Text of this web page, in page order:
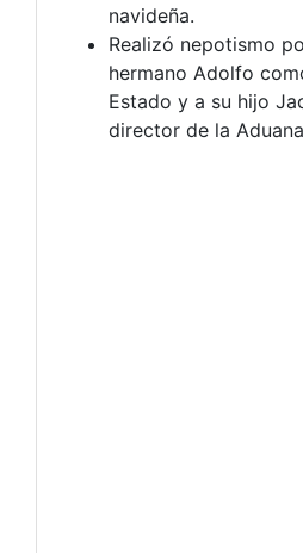
navideña.
Realizó nepotismo
hermano Adolfo
Estado y a su hijo
director de la